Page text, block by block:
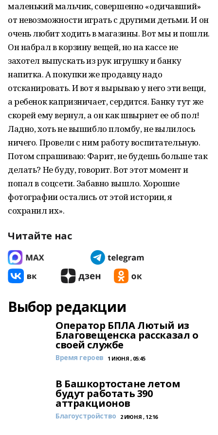
маленький мальчик, совершенно «одичавший»
от невозможности играть с другими детьми. И он
очень любит ходить в магазины. Вот мы и пошли.
Он набрал в корзину вещей, но на кассе не
захотел выпускать из рук игрушку и банку
напитка. А покупки же продавцу надо
отсканировать. И вот я вырываю у него эти вещи,
а ребенок капризничает, сердится. Банку тут же
скорей ему вернул, а он как швырнет ее об пол!
Ладно, хоть не вышибло пломбу, не вылилось
ничего. Провели с ним работу воспитательную.
Потом спрашиваю: Фарит, не будешь больше так
делать? Не буду, говорит. Вот этот момент и
попал в соцсети. Забавно вышло. Хорошие
фотографии остались от этой истории, я
сохранил их».
Читайте нас
Выбор редакции
Оператор БПЛА Лютый из
Благовещенска рассказал о
своей службе
Время героев 1 ИЮНЯ , 05:45
В Башкортостане летом
будут работать 390
аттракционов
Благоустройство 2 ИЮНЯ , 12:16